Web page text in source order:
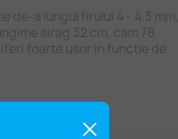
de-a lungul firului 4 - 4.3 mm,
sirag 32 cm, cam 78
foarte usor in functie de